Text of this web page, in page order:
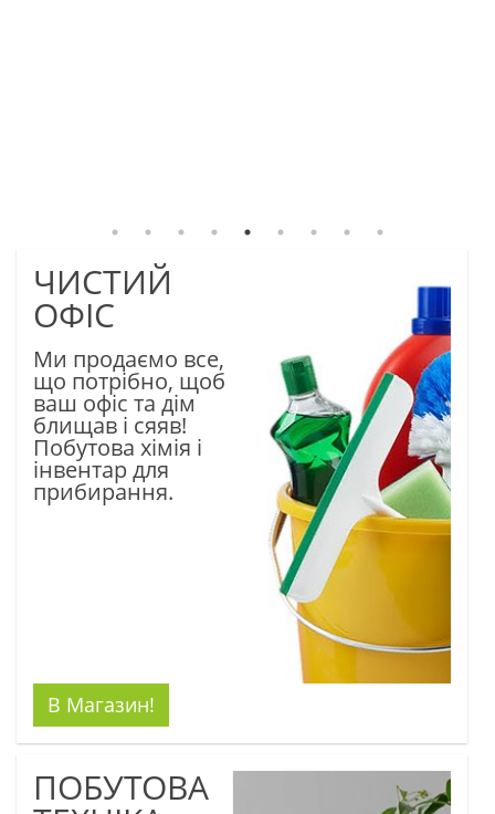
ЧИСТИЙ
ОФІС
Ми продаємо все,
що потрібно, щоб
ваш офіс та дім
блищав і сяяв!
Побутова хімія i
інвентар для
прибирання.
В Магазин!
ПОБУТОВА